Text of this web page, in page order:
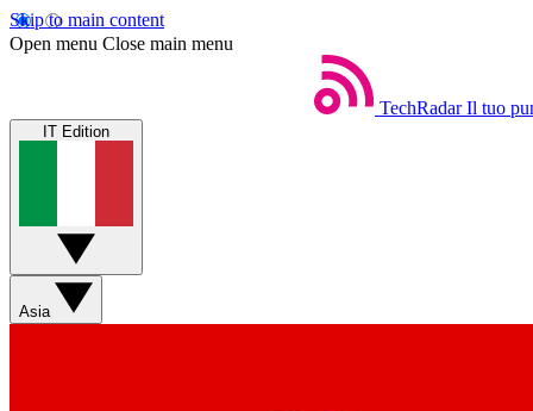
Skip to main content
Open menu Close main menu
TechRadar Il tuo
IT Edition
Asia